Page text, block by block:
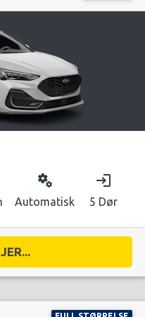
miscellaneous_services
Automatisk
login
5 Dør